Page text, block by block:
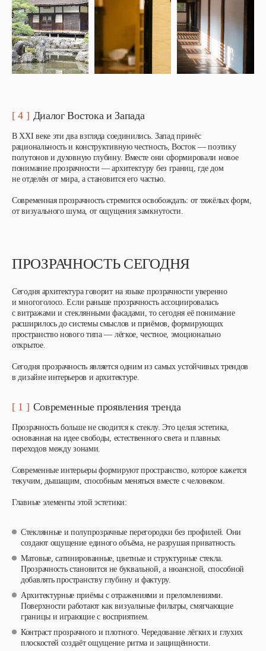
[ 4 ] Диалог Востока и Запада
В XXI веке эти два взгляда соединились. Запад принёс
рациональность и конструктивную честность, Восток — поэтику
полутонов и духовную глубину. Вместе они сформировали новое
понимание прозрачности — архитектуру без границ, где дом
не отделён от мира, а становится его частью.
Современная прозрачность стремится освобождать: от тяжёлых форм,
от визуального шума, от ощущения замкнутости.
ПРОЗРАЧНОСТЬ СЕГОДНЯ
Сегодня архитектура говорит на языке прозрачности уверенно
и многоголосо. Если раньше прозрачность ассоциировалась
с витражами и стеклянными фасадами, то сегодня её понимание
расширилось до системы смыслов и приёмов, формирующих
пространство нового типа — лёгкое, честное, эмоционально
открытое.
Сегодня прозрачность является одним из самых устойчивых трендов
в дизайне интерьеров и архитектуре.
[ 1 ] Современные проявления тренда
Прозрачность больше не сводится к стеклу. Это целая эстетика,
основанная на идее свободы, естественного света и плавных
переходов между зонами.
Современные интерьеры формируют пространство, которое кажется
текучим, дышащим, способным меняться вместе с человеком.
Главные элементы этой эстетики:
Стеклянные и полупрозрачные перегородки без профилей. Они
создают ощущение единого объёма, не разрушая приватность.
Матовые, сатинированные, цветные и структурные стекла.
Прозрачность становится не буквальной, а нюансной, способной
добавлять пространству глубину и фактуру.
Архитектурные приёмы с отражениями и преломлениями.
Поверхности работают как визуальные фильтры, смягчающие
границы и играющие с восприятием.
Контраст прозрачного и плотного. Чередование лёгких и глухих
плоскостей создаёт ощущение ритма и защищённости.